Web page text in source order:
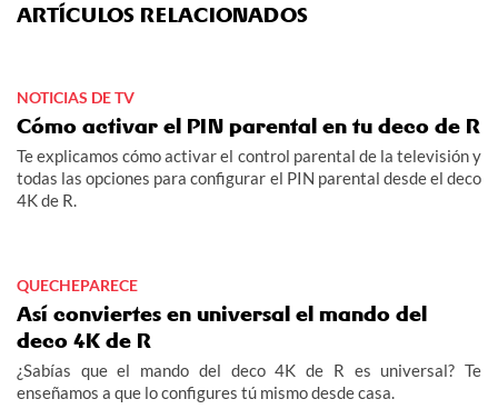
ARTÍCULOS RELACIONADOS
NOTICIAS DE TV
Cómo activar el PIN parental en tu deco de R
Te explicamos cómo activar el control parental de la televisión y
todas las opciones para configurar el PIN parental desde el deco
4K de R.
QUECHEPARECE
Así conviertes en universal el mando del
deco 4K de R
¿Sabías que el mando del deco 4K de R es universal? Te
enseñamos a que lo configures tú mismo desde casa.